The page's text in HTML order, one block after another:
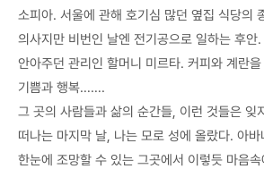
소피아. 서울에 관해 호기심 많던 옆집 식당의
의사지만 비번인 날엔 전기공으로 일하는 후안
안아주던 관리인 할머니 미르타. 커피와 계란
기쁨과 행복…….
그 곳의 사람들과 삶의 순간들, 이런 것들은 잊
떠나는 마지막 날, 나는 모로 성에 올랐다. 아
한눈에 조망할 수 있는 그곳에서 이렇듯 마음속